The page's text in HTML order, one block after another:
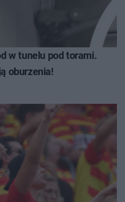
w tunelu pod torami.
oburzenia!